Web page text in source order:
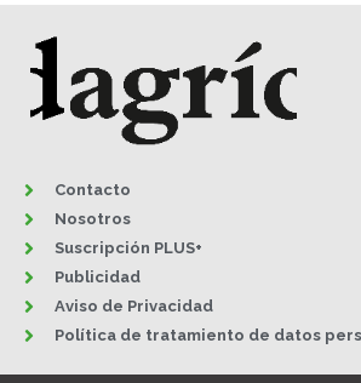
Contacto
Nosotros
Suscripción PLUS+
Publicidad
Aviso de Privacidad
Política de tratamiento de datos